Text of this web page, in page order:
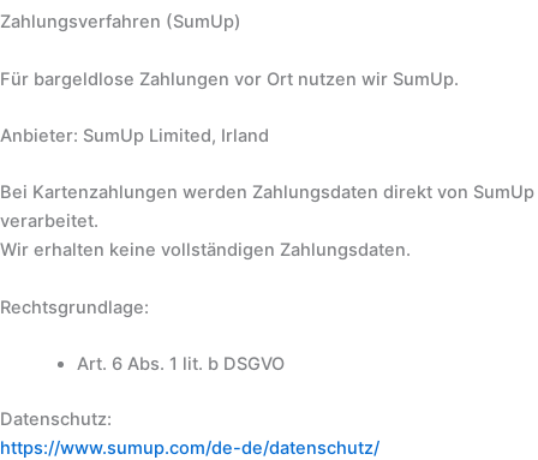
Zahlungsverfahren (SumUp)
Für bargeldlose Zahlungen vor Ort nutzen wir SumUp.
Anbieter: SumUp Limited, Irland
Bei Kartenzahlungen werden Zahlungsdaten direkt von SumUp
verarbeitet.
Wir erhalten keine vollständigen Zahlungsdaten.
Rechtsgrundlage:
Art. 6 Abs. 1 lit. b DSGVO
Datenschutz:
https://www.sumup.com/de-de/datenschutz/